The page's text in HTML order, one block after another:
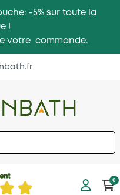
-5% sur toute la
!
votre commande.
0